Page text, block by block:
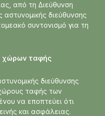
από τη Διεύθυνση
διεύθυνσης
συντονισμό για τη
χώρων ταφής
διεύθυνσης
ταφής των
να εποπτεύει ότι
και ασφάλειας.